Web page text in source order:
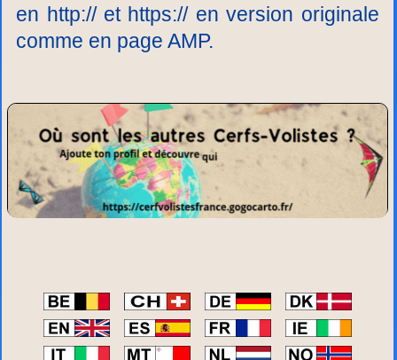
en http:// et https:// en version originale
comme en page AMP.